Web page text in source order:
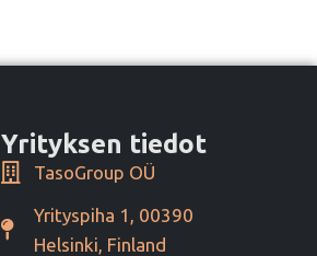
Yrityksen tiedot
TasoGroup OÜ
Yrityspiha 1, 00390
Helsinki, Finland